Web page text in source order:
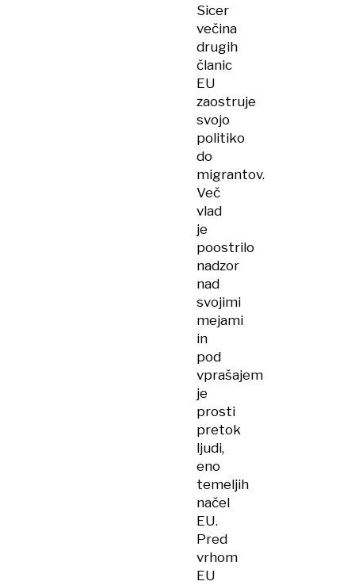
Sicer
večina
drugih
članic
EU
zaostruje
svojo
politiko
do
migrantov.
Več
vlad
je
poostrilo
nadzor
nad
svojimi
mejami
in
pod
vprašajem
je
prosti
pretok
ljudi,
eno
temeljih
načel
EU.
Pred
vrhom
EU